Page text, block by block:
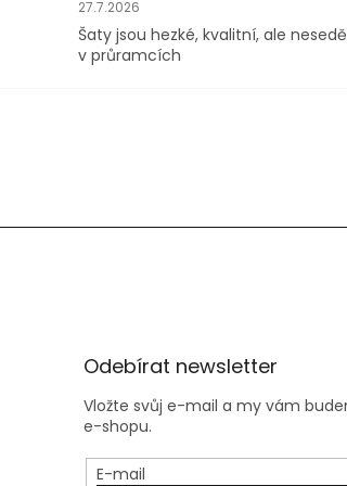
27.7.2026
Šaty jsou hezké, kvalitní, ale
v průramcích
Odebírat newsletter
Vložte svůj e-mail a my vám
e-shopu.
E-mail